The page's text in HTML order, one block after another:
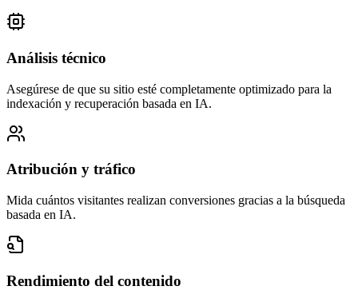
Análisis técnico
Asegúrese de que su sitio esté completamente optimizado para la
indexación y recuperación basada en IA.
Atribución y tráfico
Mida cuántos visitantes realizan conversiones gracias a la búsqueda
basada en IA.
Rendimiento del contenido